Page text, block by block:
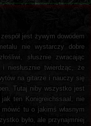
jest żywym dowodem
nie wystarczy dobre
słusznie zwracając
niesłusznie twierdząc, że
na gitarze i nauczy się
Tutaj niby wszystko jest
ten Konigreichssaal, nie
tu o jakimś własnym
było, ale przynajmniej